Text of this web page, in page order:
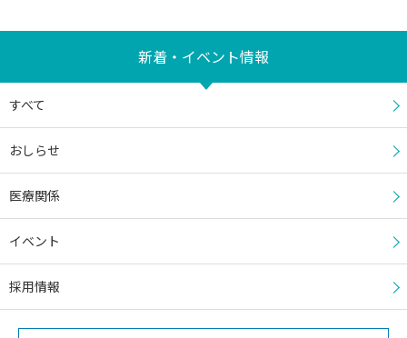
新着・イベント情報
すべて
おしらせ
医療関係
イベント
採用情報